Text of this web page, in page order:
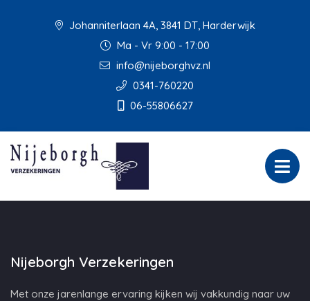
Johanniterlaan 4A, 3841 DT, Harderwijk
Ma - Vr 9:00 - 17:00
info@nijeborghvz.nl
0341-760220
06-55806627
Nijeborgh Verzekeringen
Met onze jarenlange ervaring kijken wij vakkundig naar uw